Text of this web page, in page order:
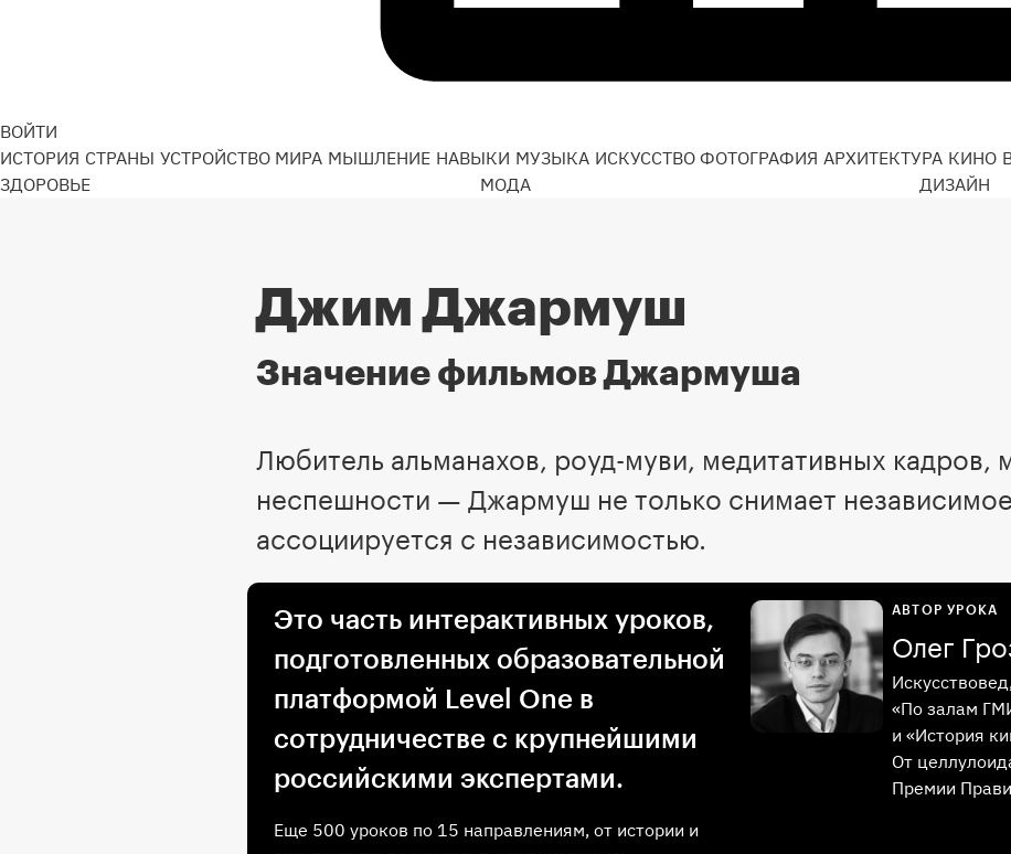
ВОЙТИ
ИСТОРИЯ СТРАНЫ УСТРОЙСТВО МИРА МЫШЛЕНИЕ НАВЫКИ МУЗЫКА ИСКУССТВО ФОТОГРАФИЯ АРХИТЕКТУРА КИНО
ЗДОРОВЬЕ
МОДА ДИЗАЙН
Джим Джармуш
Значение фильмов Джармуша
Любитель альманахов, роуд-муви, медитативных кадров,
неспешности — Джармуш не только снимает
ассоциируется с независимостью.
Это часть интерактивных уроков,
подготовленных образовательной
платформой Level One в
сотрудничестве с крупнейшими
российскими экспертами.
Еще 500 уроков по 15 направлениям, от истории и
АВТОР УРОКА
Олег
«По залам
и «История
От
Премии